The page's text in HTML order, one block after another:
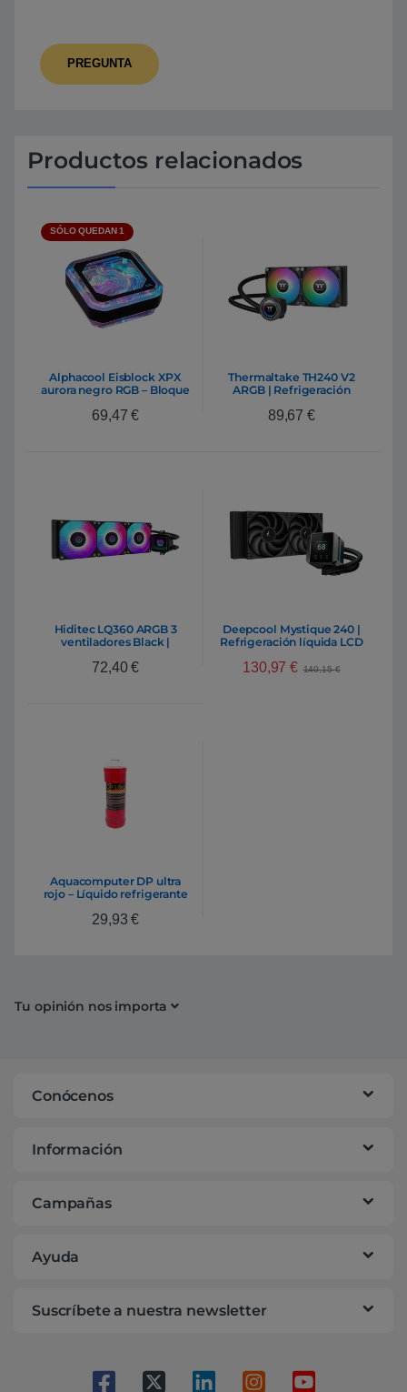
Productos relacionados
SÓLO QUEDAN 1
Alphacool Eisblock XPX
aurora negro RGB – Bloque
69,47€
Thermaltake TH240 V2
ARGB | Refrigeración
89,67 €
Hiditec LQ360 ARGB 3
ventiladores Black |
72,40€
Deepcool Mystique 240 |
Refrigeración líquida LCD
130,97€ 140,15€
Aquacomputer DP ultra
rojo – Líquido refrigerante
29,93€
Tu opinión nos importa
Conócenos
Información
Campañas
Ayuda
Suscríbete a nuestra newsletter